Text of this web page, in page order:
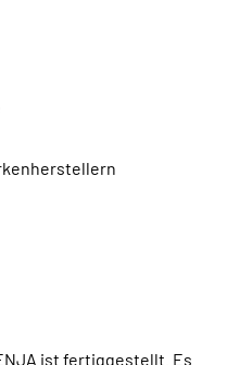
ist fertiggestellt. Es